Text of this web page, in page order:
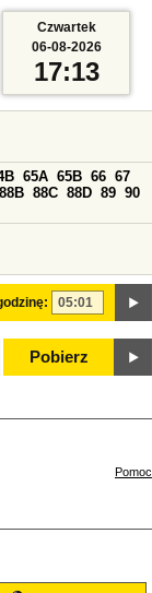
65A 65B 66 67
88B 88C 88D 89 90
Pobierz
Czwartek
06-08-2026
17:13
Pomoc